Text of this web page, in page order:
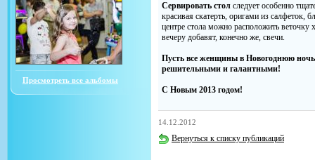
Просмотреть все альбомы
Сервировать стол следует особенно
красивая скатерть, оригами из
центре стола можно расположить
вечеру добавят, конечно же, свечи.
Пусть все женщины в Новогоднюю
решительными и галантными!
С Новым 2013 годом!
14.12.2012
Вернуться к списку публикаций